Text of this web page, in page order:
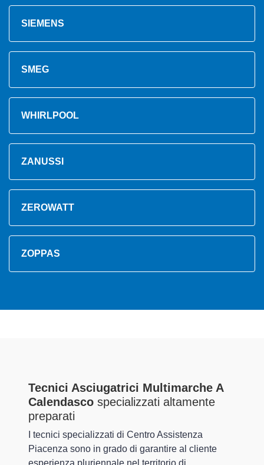
SIEMENS
SMEG
WHIRLPOOL
ZANUSSI
ZEROWATT
ZOPPAS
Tecnici Asciugatrici Multimarche A
Calendasco specializzati altamente
preparati
I tecnici specializzati di Centro Assistenza
Piacenza sono in grado di garantire al cliente